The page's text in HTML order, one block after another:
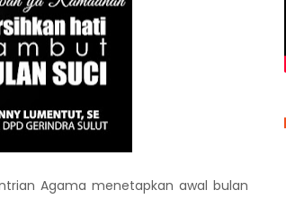
Agama menetapkan awal bulan penuh